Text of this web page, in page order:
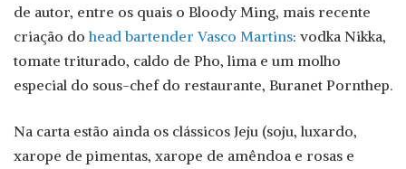
de autor, entre os quais o Bloody Ming, mais recente
criação do head bartender Vasco Martins: vodka Nikka,
tomate triturado, caldo de Pho, lima e um molho
especial do sous-chef do restaurante, Buranet Pornthep.
Na carta estão ainda os clássicos Jeju (soju, luxardo,
xarope de pimentas, xarope de amêndoa e rosas e